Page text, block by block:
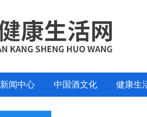
新闻中心 中国酒文化 健康生